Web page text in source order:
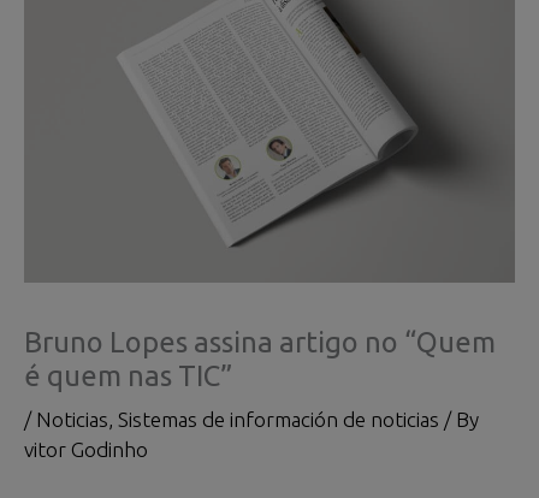
Bruno Lopes assina artigo no “Quem
é quem nas TIC”
/ Noticias Sistemas de información de noticias / By
vitor Godinho